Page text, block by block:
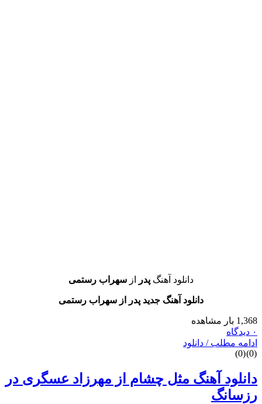
دانلود آهنگپدرازسهراب رستمی
دانلود آهنگ جدید پدر از سهراب رستمی
/ دانلود
آهنگ مثل چشام از مهرزاد عسگری در